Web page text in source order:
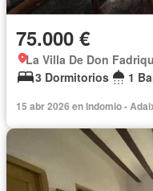
75.000 €
La Villa De Don
3 Dormitorios
1
15 abr 2026 en Indomio -